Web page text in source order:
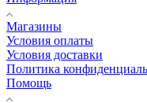
Магазины
Условия оплаты
Условия доставки
Политика
Помощь